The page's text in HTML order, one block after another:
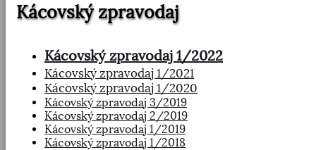
Kácovský zpravodaj
Kácovský zpravodaj 1/2022
Kácovský zpravodaj 1/2021
Kácovský zpravodaj 1/2020
Kácovský zpravodaj 3/2019
Kácovský zpravodaj 2/2019
Kácovský zpravodaj 1/2019
Kácovský zpravodaj 1/2018